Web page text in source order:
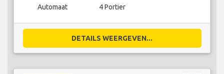
Automaat 4 Portier
DETAILS WEERGEVEN...